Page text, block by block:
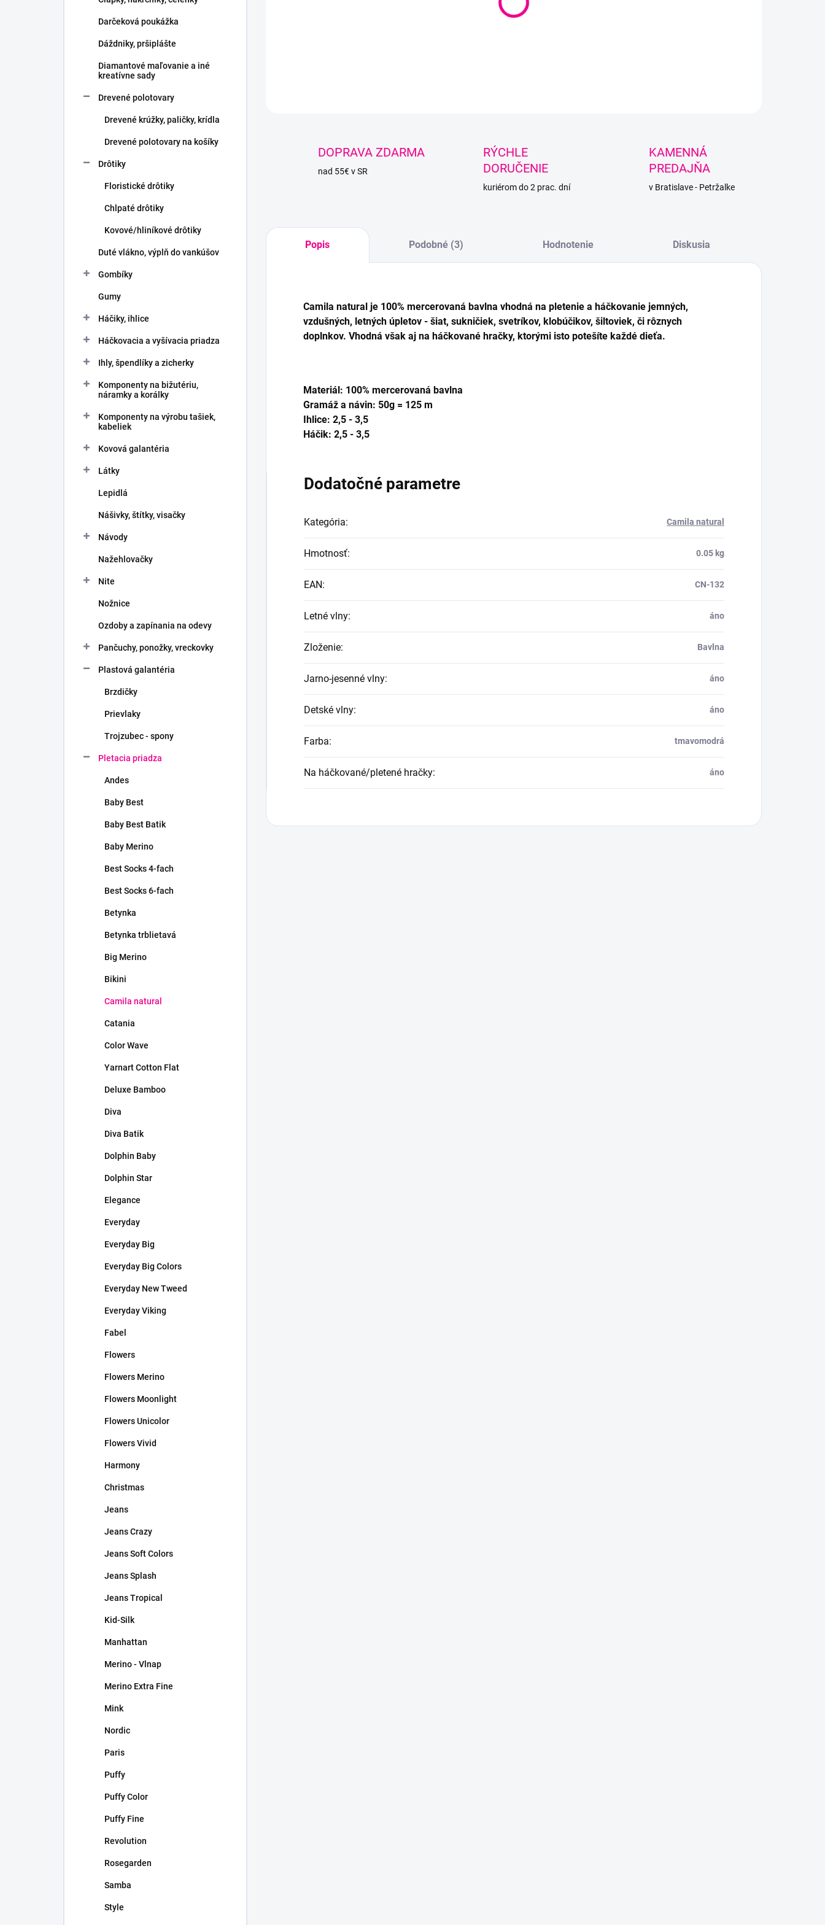
Darčeková poukážka
Dáždniky, pršiplášte
Diamantové maľovanie a iné
kreatívne sady
Drevené polotovary
Drevené krúžky, paličky, krídla
Drevené polotovary na košíky
Drôtiky
Floristické drôtiky
Chlpaté drôtiky
Kovové/hliníkové drôtiky
Duté vlákno, výplň do vankúšov
Gombíky
Gumy
Háčiky, ihlice
Háčkovacia a vyšívacia priadza
Ihly, špendlíky a zicherky
Komponenty na bižutériu,
náramky a korálky
Komponenty na výrobu tašiek,
kabeliek
Kovová galantéria
Látky
Lepidlá
Nášivky, štítky, visačky
Návody
Nažehlovačky
Nite
Nožnice
Ozdoby a zapínania na odevy
Pančuchy, ponožky, vreckovky
Plastová galantéria
Brzdičky
Prievlaky
Trojzubec - spony
Pletacia priadza
Andes
Baby Best
Baby Best Batik
Baby Merino
Best Socks 4-fach
Best Socks 6-fach
Betynka
Betynka trblietavá
Big Merino
Bikini
Camila natural
Catania
Color Wave
Yarnart Cotton Flat
Deluxe Bamboo
Diva
Diva Batik
Dolphin Baby
Dolphin Star
Elegance
Everyday
Everyday Big
Everyday Big Colors
Everyday New Tweed
Everyday Viking
Fabel
Flowers
Flowers Merino
Flowers Moonlight
Flowers Unicolor
Flowers Vivid
Harmony
Christmas
Jeans
Jeans Crazy
Jeans Soft Colors
Jeans Splash
Jeans Tropical
Kid-Silk
Manhattan
Merino - Vlnap
Merino Extra Fine
Mink
Nordic
Paris
Puffy
Puffy Color
Puffy Fine
Revolution
Rosegarden
Samba
Style
letné úplety.
DOPRAVA ZDARMA
nad 55€ v SR
RÝCHLE
DORUČENIE
kuriérom do 2 prac. dní
KAMENNÁ
PREDAJŇA
v Bratislave - Petržalke
Popis Podobné (3) Hodnotenie Diskusia
Camila natural je 100% mercerovaná bavlna vhodná na pletenie a háčkovanie jemných,
vzdušných, letných úpletov - šiat, sukničiek, svetríkov, klobúčikov, šiltoviek, či rôznych
doplnkov. Vhodná však aj na háčkované hračky, ktorými isto potešíte každé dieťa.
Materiál: 100% mercerovaná bavlna
Gramáž a návin: 50g = 125 m
Ihlice: 2,5 - 3,5
Háčik: 2,5 - 3,5
Dodatočné parametre
Kategória: Camila natural
Hmotnosť: 0.05 kg
EAN: CN-132
Letné vlny: áno
Zloženie: Bavlna
Jarno-jesenné vlny: áno
Detské vlny: áno
Farba: tmavomodrá
Na háčkované/pletené hračky: áno